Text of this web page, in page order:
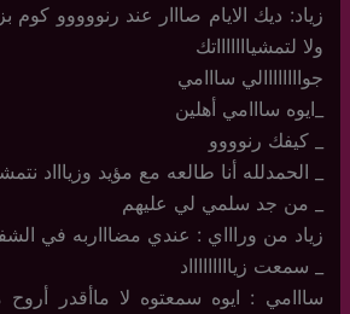
زياد: ديك الايام صااار عند رنووووو كوم
ولا لتمشياااااااتك
جواااااااالي سااامي
_ايوه سااامي أهلين
_ كيفك رنوووو
_ الحمدلله أنا طالعه مع مؤيد وزياااد
_ من جد سلمي لي عليهم
زياد من وراااي : عندي مضاااربه في
_ سمعت زياااااااااد
سااامي : ايوه سمعتوه لا ماأقدر